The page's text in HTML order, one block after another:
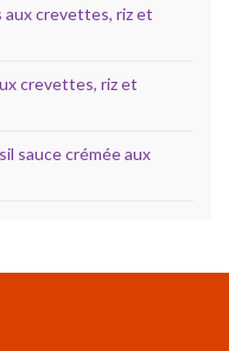
aux crevettes, riz et
crevettes, riz et
sauce crémée aux